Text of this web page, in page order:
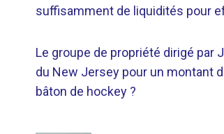
suffisamment de liquidités pour
Le groupe de propriété dirigé par
du New Jersey pour un montant
bâton de hockey ?